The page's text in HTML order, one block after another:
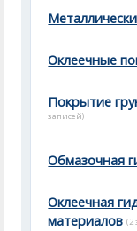
Оклеечные
Покрытие
записей)
Обмазочная
Оклеечная
материалов (2